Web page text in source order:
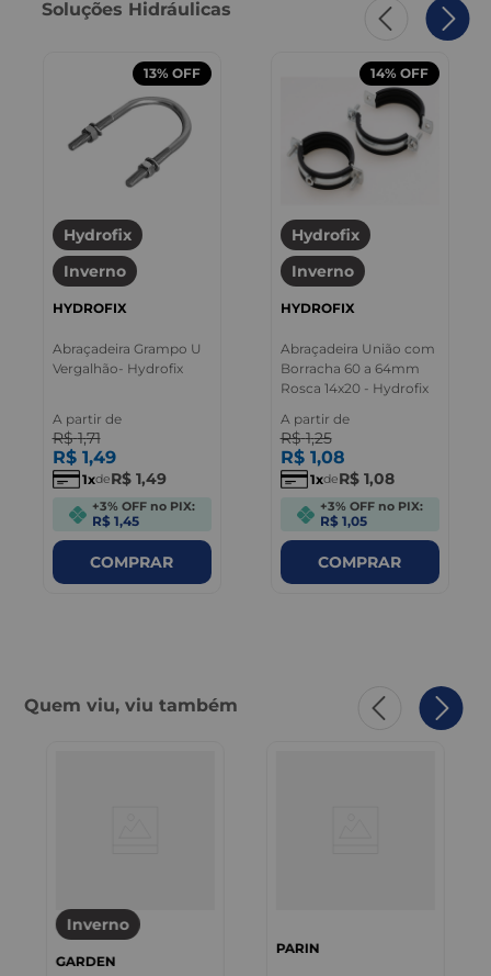
Soluções Hidráulicas
13% OFF
Hydrofix
Inverno
HYDROFIX
Abraçadeira Grampo U
Vergalhão- Hydrofix
A partir de
R$ 1,71
R$ 1,49
1 deR$ 1,49
+3% OFF no PIX:
R$ 1,45
COMPRAR
14% OFF
Hydrofix
Inverno
HYDROFIX
Abraçadeira União com
Borracha 60 a 64mm
Rosca 14x20 - Hydrofix
A partir de
R$ 1,25
R$ 1,08
1 deR$ 1,08
+3% OFF no PIX:
R$ 1,05
COMPRAR
Quem viu, viu também
Inverno
GARDEN
PARIN